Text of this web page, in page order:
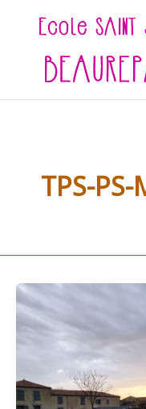
contenu
TPS-PS-